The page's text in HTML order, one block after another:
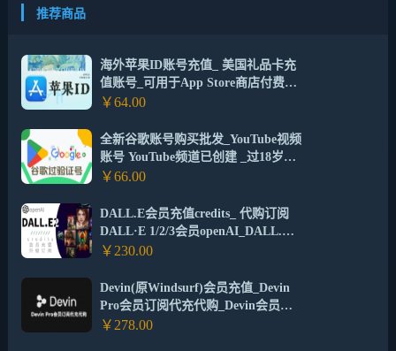
推荐商品
海外苹果ID账号充值_ 美国礼品卡充
值账号_可用于App Store商店付费应
用内购
￥64.00
全新谷歌账号购买批发_YouTube视频
账号 YouTube频道已创建 _过18岁验
证Gmail邮箱账号
￥66.00
DALL.E会员充值credits_ 代购订阅
DALL·E 1/2/3会员openAI_DALL.E
达利绘画
￥230.00
Devin(原Windsurf)会员充值_Devin
Pro会员订阅代充代购_Devin会员充
值代购平台
￥278.00